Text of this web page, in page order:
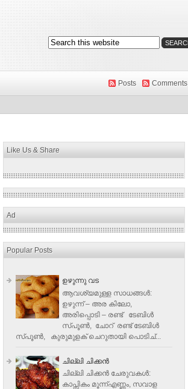
Posts Comments
Like Us & Share
Ad
Popular Posts
ഉഴുന്നു വട
ആവശ്യമുള്ള സാധങ്ങൾ:
ഉഴുന്ന് – അര കിലോ,
അരിപ്പൊടി – രണ്ട് ടേബിൾ
സ്പൂൺ, ചോറ് രണ്ട് ടേബിള്‍
സ്പൂണ്‍, കുരുമുളക് ചെറുതായി പൊടിച്...
ചില്ലി ചിക്കൻ
ചില്ലി ചിക്കൻ ചേരുവകള്‍:
കാപ്സികം മൂന്ന്എണ്ണം, സവാള